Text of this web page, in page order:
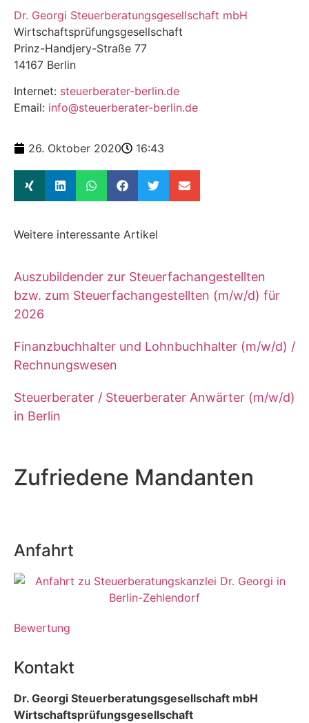
Dr. Georgi Steuerberatungsgesellschaft mbH
Wirtschaftsprüfungsgesellschaft
Prinz-Handjery-Straße 77
14167 Berlin
Internet: steuerberater-berlin.de
Email: info@steuerberater-berlin.de
26. Oktober 2020 16:43
Weitere interessante Artikel
Auszubildender zur Steuerfachangestellten
bzw. zum Steuerfachangestellten (m/w/d) für
2026
Finanzbuchhalter und Lohnbuchhalter (m/w/d) /
Rechnungswesen
Steuerberater / Steuerberater Anwärter (m/w/d)
in Berlin
Zufriedene Mandanten
Anfahrt
Bewertung
Kontakt
Dr. Georgi Steuerberatungsgesellschaft mbH
Wirtschaftsprüfungsgesellschaft